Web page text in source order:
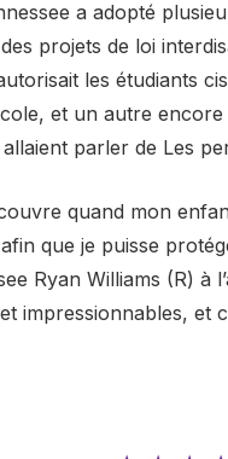
a adopté
projets de loi
les étudiants
et un autre
parler de Les
quand mon
que je puisse
Ryan Williams (R) à
impressionnables, et